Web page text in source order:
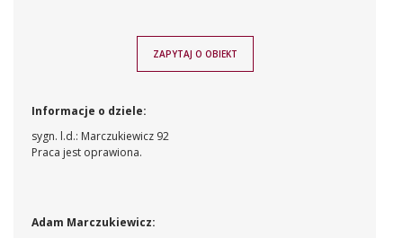
ZAPYTAJ O OBIEKT
Informacje o dziele:
sygn. l.d.: Marczukiewicz 92
Praca jest oprawiona.
Adam Marczukiewicz: